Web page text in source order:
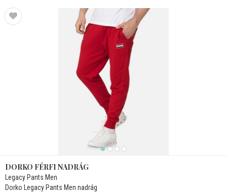
DORKO FÉRFI NADRÁG
Legacy Pants Men
Dorko Legacy Pants Men nadrág